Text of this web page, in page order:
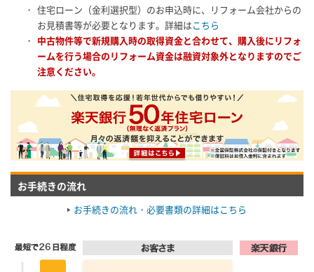
・ 住宅ローン（金利選択型）のお申込時に、リフォーム会社からの
お見積書等が必要となります。詳細はこちら
・ 中古物件等で新規購入時の取得資金と合わせて、購入後にリフォ
ームを行う場合のリフォーム資金は融資対象外となりますのでご
注意ください。
お手続きの流れ
お手続きの流れ・必要書類の詳細はこちら